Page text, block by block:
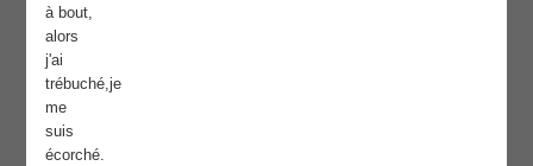
à bout,
alors
j'ai
trébuché,je
me
suis
écorché.